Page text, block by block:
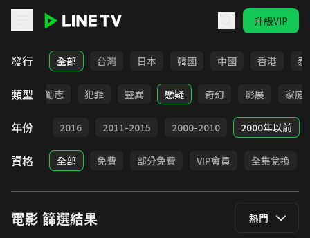
升級VIP
LINE TV - 電影
發行 全部 台灣 日本 韓國 中國 香港 泰
類型
喜劇 勵志 犯罪 靈異 懸疑 奇幻 影展 家庭
年份
2017 2016 2011-2015 2000-2010 2000年以前
資格 全部 免費 部分免費 VIP會員 全集兌換
電影篩選結果 熱門